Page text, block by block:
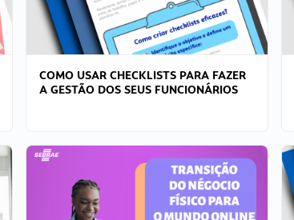
COMO USAR CHECKLISTS PARA FAZER
A GESTÃO DOS SEUS FUNCIONÁRIOS